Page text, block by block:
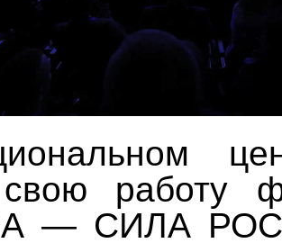
работу
— СИЛА